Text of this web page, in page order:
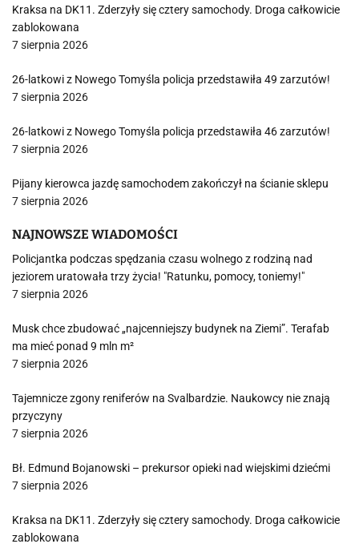
Kraksa na DK11. Zderzyły się cztery samochody. Droga całkowicie
zablokowana
7 sierpnia 2026
26-latkowi z Nowego Tomyśla policja przedstawiła 49 zarzutów!
7 sierpnia 2026
26-latkowi z Nowego Tomyśla policja przedstawiła 46 zarzutów!
7 sierpnia 2026
Pijany kierowca jazdę samochodem zakończył na ścianie sklepu
7 sierpnia 2026
NAJNOWSZE WIADOMOŚCI
Policjantka podczas spędzania czasu wolnego z rodziną nad
jeziorem uratowała trzy życia! "Ratunku, pomocy, toniemy!"
7 sierpnia 2026
Musk chce zbudować „najcenniejszy budynek na Ziemi”. Terafab
ma mieć ponad 9 mln m²
7 sierpnia 2026
Tajemnicze zgony reniferów na Svalbardzie. Naukowcy nie znają
przyczyny
7 sierpnia 2026
Bł. Edmund Bojanowski – prekursor opieki nad wiejskimi dziećmi
7 sierpnia 2026
Kraksa na DK11. Zderzyły się cztery samochody. Droga całkowicie
zablokowana